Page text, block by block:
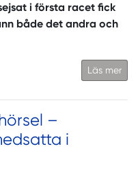
i första racet fick
både det andra och
Läs mer
–
i